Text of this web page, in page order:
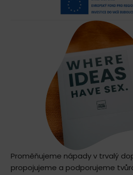
Proměňujeme nápady v trvalý
propojujeme a podporujeme